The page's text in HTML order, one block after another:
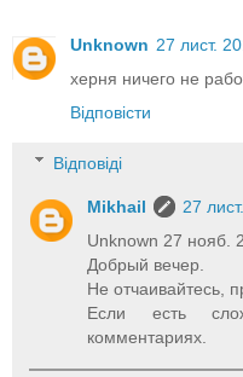
Unknown 27 лист.
херня ничего не
Відповісти
Відповіді
Mikhail
27
Unknown 27 нояб.
Добрый вечер.
Не отчаивайтесь,
Если есть
комментариях.